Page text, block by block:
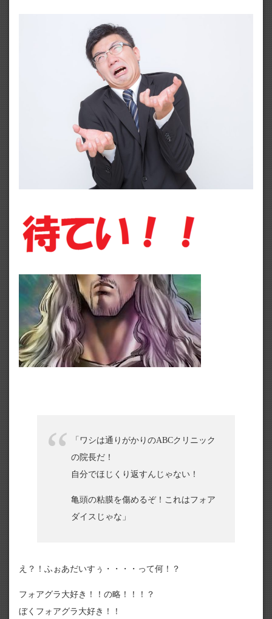
「ワシは通りがかりのABCクリニック
の院長だ！
自分でほじくり返すんじゃない！
亀頭の粘膜を傷めるぞ！これはフォア
ダイスじゃな」
え？！ふぉあだいすぅ・・・・って何！？
フォアグラ大好き！！の略！！！？
ぼくフォアグラ大好き！！